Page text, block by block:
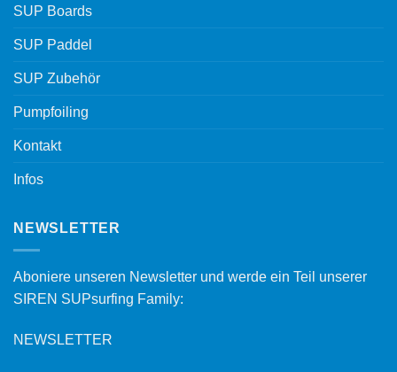
SUP Boards
SUP Paddel
SUP Zubehör
Pumpfoiling
Kontakt
Infos
NEWSLETTER
Aboniere unseren Newsletter und werde ein Teil unserer
SIREN SUPsurfing Family:
NEWSLETTER